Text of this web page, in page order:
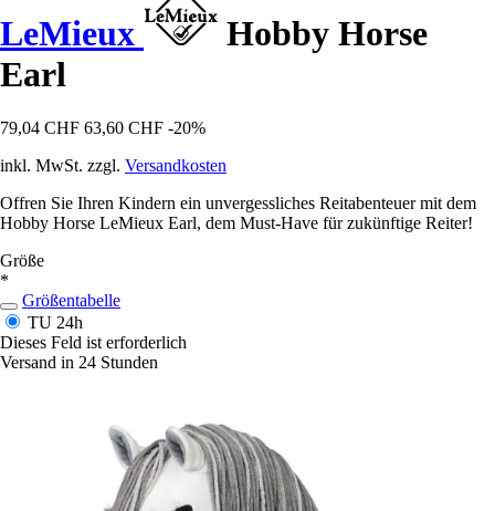
LeMieux
Hobby Horse
Earl
79,04 CHF 63,60 CHF -20%
inkl. MwSt. zzgl. Versandkosten
Offren Sie Ihren Kindern ein unvergessliches Reitabenteuer mit dem
Hobby Horse LeMieux Earl, dem Must-Have für zukünftige Reiter!
Größe
*
Größentabelle
TU 24h
Dieses Feld ist erforderlich
Versand in 24 Stunden